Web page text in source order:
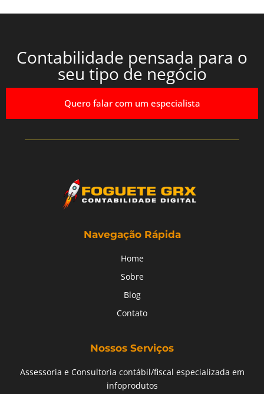
Contabilidade pensada para o
seu tipo de negócio
Quero falar com um especialista
Navegação Rápida
Home
Sobre
Blog
Contato
Nossos Serviços
Assessoria e Consultoria contábil/fiscal especializada em
infoprodutos